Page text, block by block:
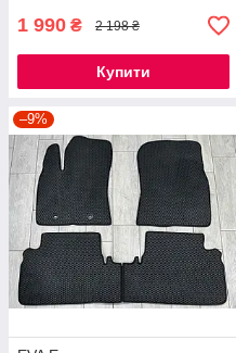
1 990 ₴ 2 198 ₴
Купити
–9%